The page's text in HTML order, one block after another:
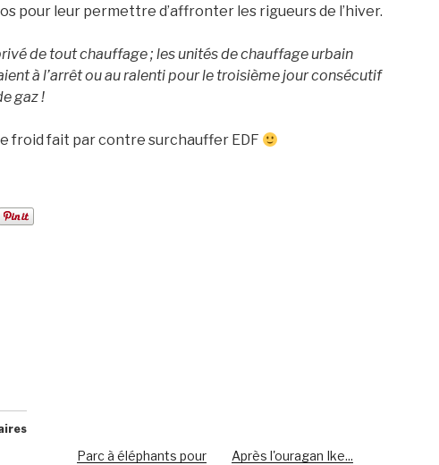
pour leur permettre d’affronter les rigueurs de l’hiver.
de tout chauffage ; les unités de chauffage urbain
à l’arrêt ou au ralenti pour le troisième jour consécutif
gaz !
froid fait par contre surchauffer EDF
Parc à éléphants pour
Après l'ouragan Ike...